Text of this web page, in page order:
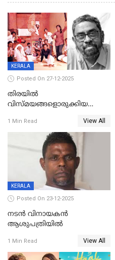
KERALA
Posted On 27-12-2025
തിരയിൽ
വിസ്മയങ്ങളൊരുക്കിയ
ശേഖര്‍ അന്തരിച്ചു
1 Min Read View All
KERALA
Posted On 23-12-2025
നടൻ വിനായകൻ
ആശുപത്രിയിൽ
1 Min Read View All